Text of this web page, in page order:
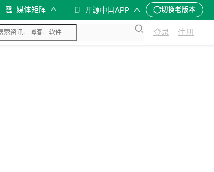
媒体矩阵 开源中国APP 切换老版本
登录 注册